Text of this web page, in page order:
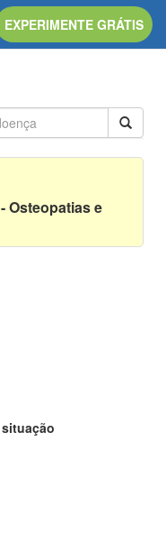
EXPERIMENTE GRÁTIS
Osteopatias e